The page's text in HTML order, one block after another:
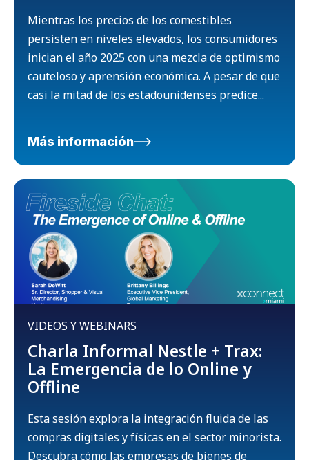
Mientras los precios de los comestibles
persisten en niveles elevados, los consumidores
inician el año 2025 con una mezcla de optimismo
cauteloso y aprensión económica. A pesar de que
casi la mitad de los estadounidenses predice...
Más información
VIDEOS Y WEBINARS
Charla Informal Nestle + Trax:
La Emergencia de lo Online y
Offline
Esta sesión explora la integración fluida de las
compras digitales y físicas en el sector minorista.
Descubra cómo las empresas de bienes de